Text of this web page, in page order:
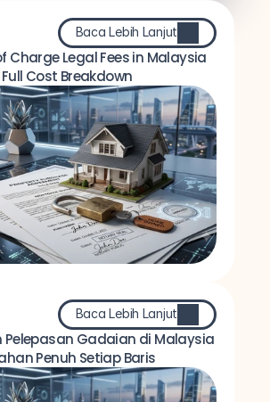
Baca Lebih Lanjut
Charge Legal Fees in Malaysia
Cost Breakdown
Baca Lebih Lanjut
Pelepasan Gadaian di Malaysia
Penuh Setiap Baris